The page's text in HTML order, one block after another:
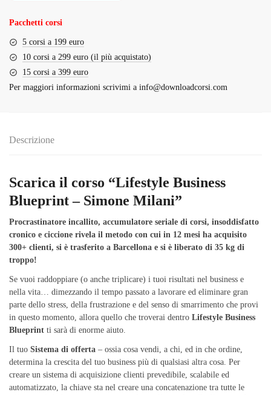
Pacchetti corsi
5 corsi a 199 euro
10 corsi a 299 euro (il più acquistato)
15 corsi a 399 euro
Per maggiori informazioni scrivimi a info@downloadcorsi.com
Descrizione
Scarica il corso “Lifestyle Business
Blueprint – Simone Milani”
Procrastinatore incallito, accumulatore seriale di corsi, insoddisfatto
cronico e ciccione rivela il metodo con cui in 12 mesi ha acquisito
300+ clienti, si è trasferito a Barcellona e si è liberato di 35 kg di
troppo!
Se vuoi raddoppiare (o anche triplicare) i tuoi risultati nel business e
nella vita… dimezzando il tempo passato a lavorare ed eliminare gran
parte dello stress, della frustrazione e del senso di smarrimento che provi
in questo momento, allora quello che troverai dentro Lifestyle Business
Blueprint ti sarà di enorme aiuto.
Il tuo Sistema di offerta – ossia cosa vendi, a chi, ed in che ordine,
determina la crescita del tuo business più di qualsiasi altra cosa. Per
creare un sistema di acquisizione clienti prevedibile, scalabile ed
automatizzato, la chiave sta nel creare una concatenazione tra tutte le